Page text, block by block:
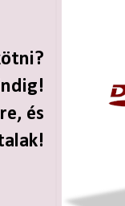
és